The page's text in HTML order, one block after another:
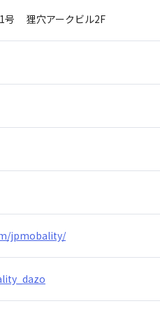
号 狸穴アークビル2F
jpmobality/